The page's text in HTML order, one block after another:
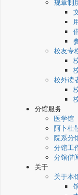
规章制
校友专
校外读
分馆服务
医学馆
阿卜杜
院系分
分馆工
分馆借
关于
关于本